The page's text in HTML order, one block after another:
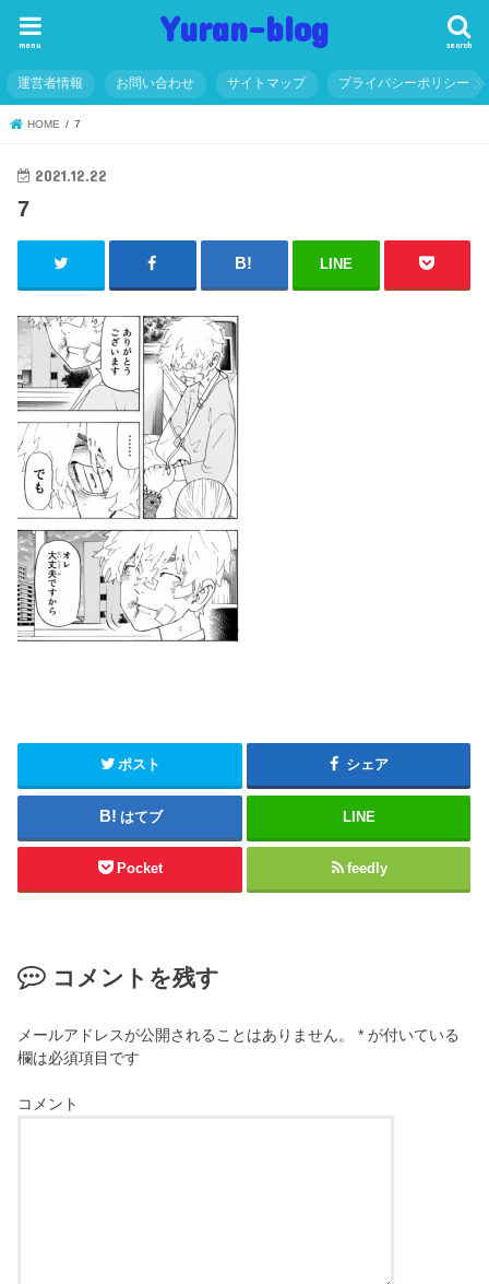
Yuran-blog search
menu
運営者情報 お問い合わせ サイトマップ プライバシーポリシー
HOME 7
2021.12.22
7
LINE
ポスト シェア
はてブ LINE
Pocket feedly
コメントを残す
メールアドレスが公開されることはありません。 * が付いている
欄は必須項目です
コメント